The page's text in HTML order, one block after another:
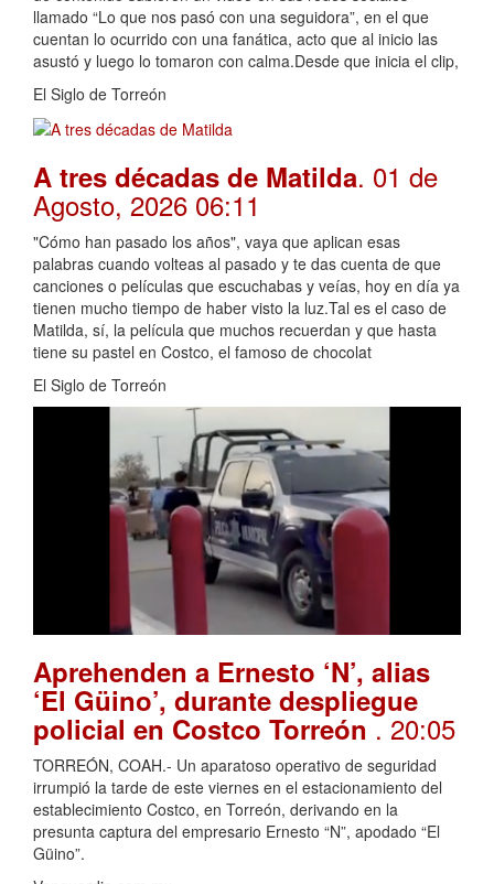
llamado “Lo que nos pasó con una seguidora”, en el que
cuentan lo ocurrido con una fanática, acto que al inicio las
asustó y luego lo tomaron con calma.Desde que inicia el clip,
El Siglo de Torreón
A tres décadas de Matilda. 01 de
Agosto, 2026 06:11
"Cómo han pasado los años", vaya que aplican esas
palabras cuando volteas al pasado y te das cuenta de que
canciones o películas que escuchabas y veías, hoy en día ya
tienen mucho tiempo de haber visto la luz.Tal es el caso de
Matilda, sí, la película que muchos recuerdan y que hasta
tiene su pastel en Costco, el famoso de chocolat
El Siglo de Torreón
Aprehenden a Ernesto ‘N’, alias
‘El Güino’, durante despliegue
policial en Costco Torreón. 20:05
TORREÓN, COAH.- Un aparatoso operativo de seguridad
irrumpió la tarde de este viernes en el estacionamiento del
establecimiento Costco, en Torreón, derivando en la
presunta captura del empresario Ernesto “N”, apodado “El
Güino”.